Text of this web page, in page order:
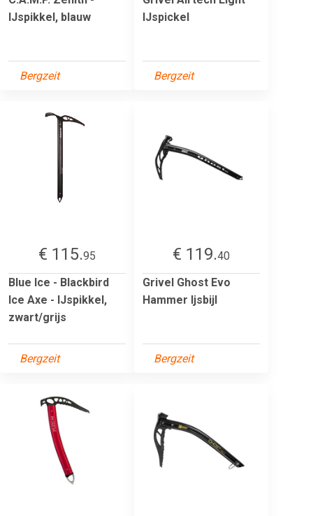
IJspikkel, blauw
Bergzeit
IJspickel
Bergzeit
€ 115.95
Blue Ice - Blackbird
Ice Axe - IJspikkel,
zwart/grijs
Bergzeit
€ 119.40
Grivel Ghost Evo
Hammer Ijsbijl
Bergzeit